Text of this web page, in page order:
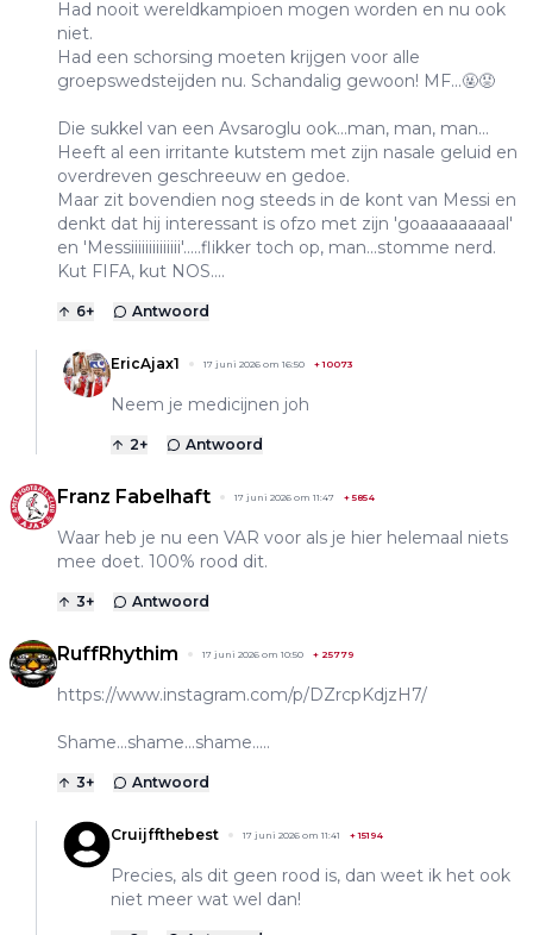
Had nooit wereldkampioen mogen worden en nu ook
niet.
Had een schorsing moeten krijgen voor alle
groepswedsteijden nu. Schandalig gewoon! MF...🤬😡
Die sukkel van een Avsaroglu ook...man, man, man...
Heeft al een irritante kutstem met zijn nasale geluid en
overdreven geschreeuw en gedoe.
Maar zit bovendien nog steeds in de kont van Messi en
denkt dat hij interessant is ofzo met zijn 'goaaaaaaaaal'
en 'Messiiiiiiiiiiiiii'.....flikker toch op, man...stomme nerd.
Kut FIFA, kut NOS....
6+ Antwoord
EricAjax1 17 juni 2026 om 16:50 +10073
Neem je medicijnen joh
2+ Antwoord
Franz Fabelhaft 17 juni 2026 om 11:47 +5854
Waar heb je nu een VAR voor als je hier helemaal niets
mee doet. 100% rood dit.
3+ Antwoord
RuffRhythim 17 juni 2026 om 10:50 + 25779
https://www.instagram.com/p/DZrcpKdjzH7/
Shame...shame...shame.....
3+ Antwoord
Cruijffthebest 17 juni 2026 om 11:41 +15194
Precies, als dit geen rood is, dan weet ik het ook
niet meer wat wel dan!